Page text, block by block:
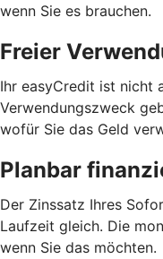
wenn Sie es brauchen.
Freier
Ihr easyCredit ist nicht
Verwendungszweck
wofür Sie das Geld
Planbar
Der Zinssatz Ihres
Laufzeit gleich. Die
wenn Sie das möchten.